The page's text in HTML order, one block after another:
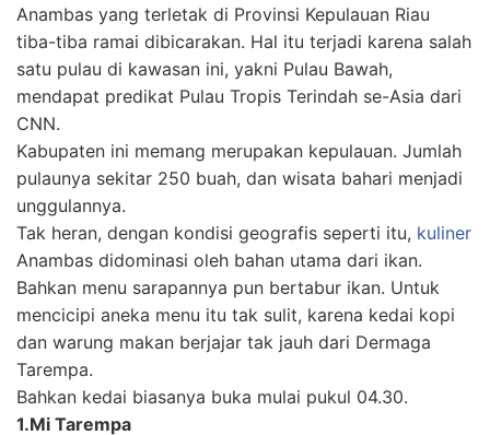
Anambas yang terletak di Provinsi Kepulauan Riau
tiba-tiba ramai dibicarakan. Hal itu terjadi karena salah
satu pulau di kawasan ini, yakni Pulau Bawah,
mendapat predikat Pulau Tropis Terindah se-Asia dari
CNN.
Kabupaten ini memang merupakan kepulauan. Jumlah
pulaunya sekitar 250 buah, dan wisata bahari menjadi
unggulannya.
Tak heran, dengan kondisi geografis seperti itu, kuliner
Anambas didominasi oleh bahan utama dari ikan.
Bahkan menu sarapannya pun bertabur ikan. Untuk
mencicipi aneka menu itu tak sulit, karena kedai kopi
dan warung makan berjajar tak jauh dari Dermaga
Tarempa.
Bahkan kedai biasanya buka mulai pukul 04.30.
1.Mi Tarempa